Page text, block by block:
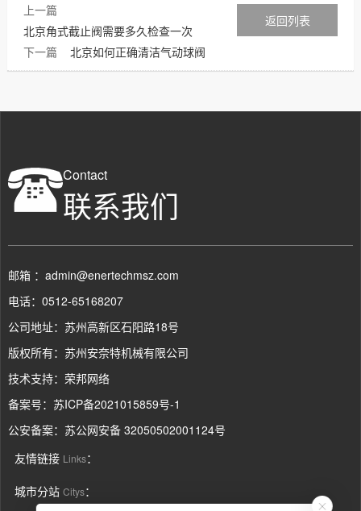
返回列表
上一篇
北京角式截止阀需要多久检查一次
下一篇 北京如何正确清洁气动球阀
Contact
联系我们
邮箱 ：admin@enertechmsz.com
电话：0512-65168207
公司地址：苏州高新区石阳路18号
版权所有：苏州安奈特机械有限公司
技术支持： 荣邦网络
备案号： 苏ICP备2021015859号-1
公安备案： 苏公网安备 32050502001124号
友情链接 Links：
城市分站Citys：